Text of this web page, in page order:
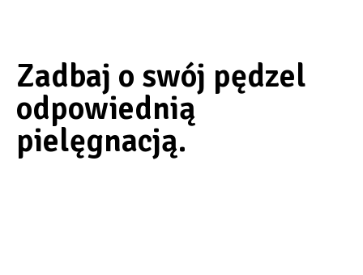
Zadbaj o swój pędzel
odpowiednią
pielęgnacją.